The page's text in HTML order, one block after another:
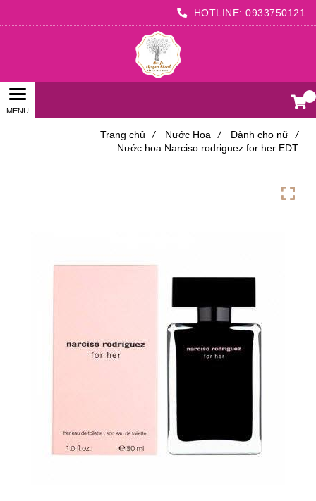
HOTLINE: 0933750121
Trang chủ / Nước Hoa / Dành cho nữ
/
Nước hoa Narciso rodriguez for her EDT